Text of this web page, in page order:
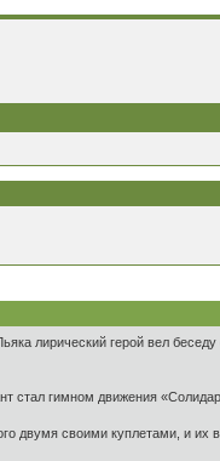
лирический герой вел
стал гимном движения
двумя своими куплетами, и их